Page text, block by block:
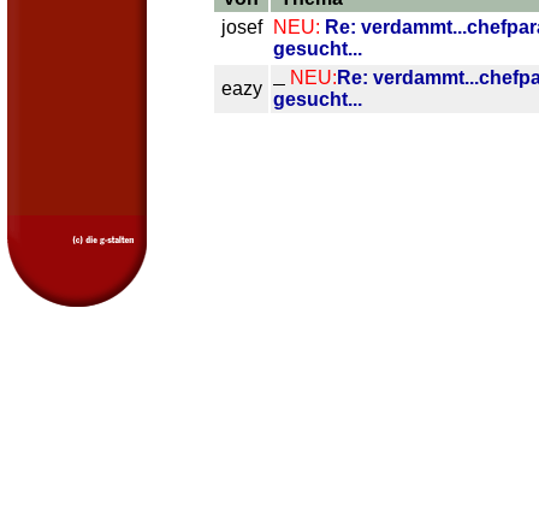
josef
NEU: Re:
gesucht...
eazy
NEU: Re:
gesucht...